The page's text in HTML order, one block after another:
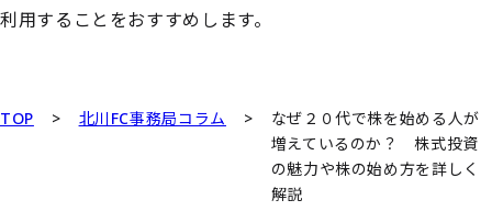
利用することをおすすめします。
TOP > 北川FC事務局コラム >
なぜ２０代で株を始める人が
増えているのか？ 株式投資
の魅力や株の始め方を詳しく
解説